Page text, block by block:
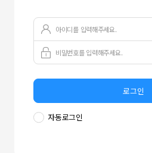
로그인
자동로그인